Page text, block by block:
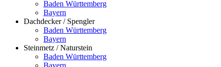
Baden Württemberg
Bayern
Dachdecker / Spengler
Baden Württemberg
Bayern
Steinmetz / Naturstein
Baden Württemberg
Bayern